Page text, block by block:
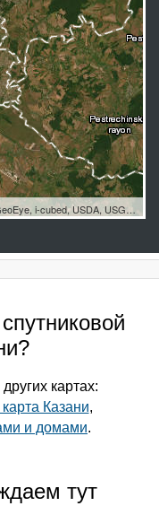
AEX, Getmapping, Aerogrid, IGN, IGP, swisstopo, and the GIS User Community
картах:
Казани,
и домами.
тут